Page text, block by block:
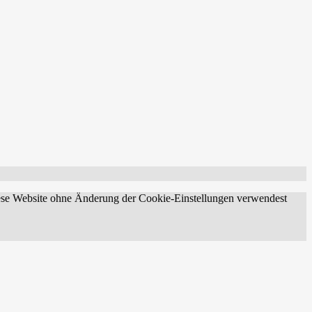
Website ohne Änderung der Cookie-Einstellungen verwendest